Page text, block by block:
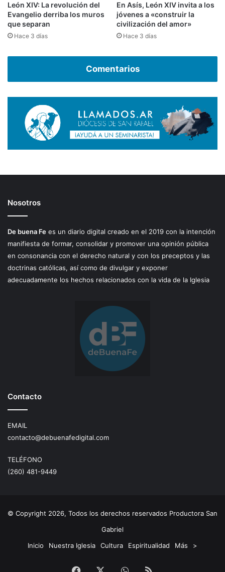
León XIV: La revolución del
Evangelio derriba los muros
que separan
Hace 3 días
En Asís, León XIV invita a los
jóvenes a «construir la
civilización del amor»
Hace 3 días
Comentarios
Nosotros
De buena Fe es un diario digital creado en el 2019 con la intención
manifiesta de formar, consolidar y promover una opinión pública
en consonancia con el derecho natural y con los preceptos y las
doctrinas católicas, así como de divulgar y exponer
adecuadamente los hechos relacionados con la vida de la Iglesia
Contacto
EMAIL
contacto@debuenafedigital.com
TELÉFONO
(260) 481-9449
© Copyright 2026, Todos los derechos reservados Productora San
Gabriel
Inicio
Nuestra Iglesia Cultura Espiritualidad Más >
Facebook WhatsApp
RSS